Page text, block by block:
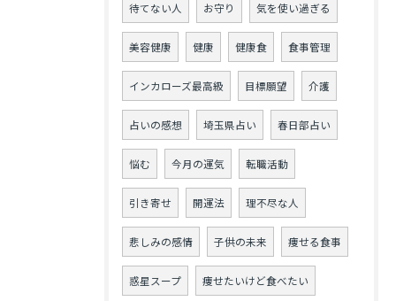
待てない人 お守り 気を使い過ぎる
美容健康 健康 健康食 食事管理
インカローズ最高級 目標願望 介護
占いの感想 埼玉県占い 春日部占い
悩む 今月の運気 転職活動
引き寄せ 開運法 理不尽な人
悲しみの感情 子供の未来 痩せる食事
惑星スープ 痩せたいけど食べたい